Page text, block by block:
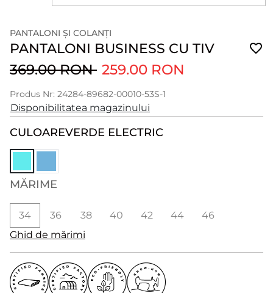
PANTALONI ȘI COLANȚI
PANTALONI BUSINESS CU TIV
369.00 RON 259.00 RON
Produs Nr: 24284-89682-00010-53S-1
Disponibilitatea magazinului
CULOAREVERDE ELECTRIC
MĂRIME
34 36 38 40 42 44
46
Ghid de mărimi